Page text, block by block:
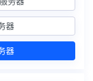
） 住宅IP+双ISP认证
越南住宅（东南亚） 住宅IP+双ISP认证
器
器